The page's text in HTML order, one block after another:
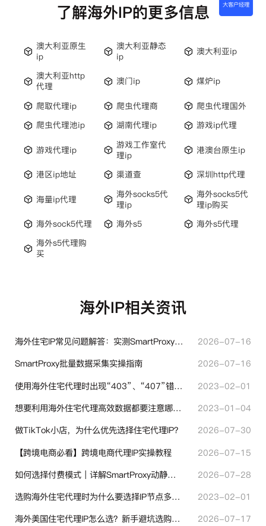
了解海外IP的更多信息
澳大利亚原生
ip
澳大利亚静态
ip
澳大利亚ip
澳大利亚http
代理
澳门ip 煤炉ip
爬取代理ip 爬虫代理商
爬虫代理国外
爬虫代理池ip
湖南代理ip 游戏ip代理
游戏代理ip
游戏工作室代
理ip
港澳台原生ip
港区ip地址 渠道查 深圳http代理
海量ip代理
海外socks5代
理ip
海外socks5代
理ip购买
海外sock5代理
海外s5
海外s5代理
海外s5代理购
买
海外IP相关资讯
海外住宅IP常见问题解答：实测SmartProxy使用经验分享
2026-07-16
SmartProxy批量数据采集实操指南
2026-07-16
使用海外住宅代理时出现“403”、“407”错误代码时代表什么？
2023-02-01
想要利用海外住宅代理高效数据都要注意哪些地方？
2023-01-04
做TikTok小店，为什么优先选择住宅代理IP？
2026-07-30
【跨境电商必看】跨境电商代理IP实操教程
2026-07-15
如何选择付费模式｜详解SmartProxy动静态计费体系
2026-07-28
选购海外住宅代理时为什么要选择IP节点多的？有什么区别？
2023-02-01
海外美国住宅代理IP怎么选？新手避坑选购指南
2026-07-17
大客户经理